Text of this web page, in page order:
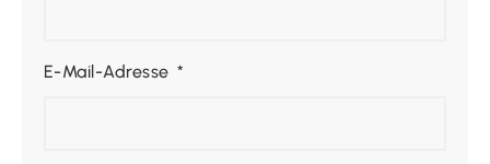
E-Mail-Adresse